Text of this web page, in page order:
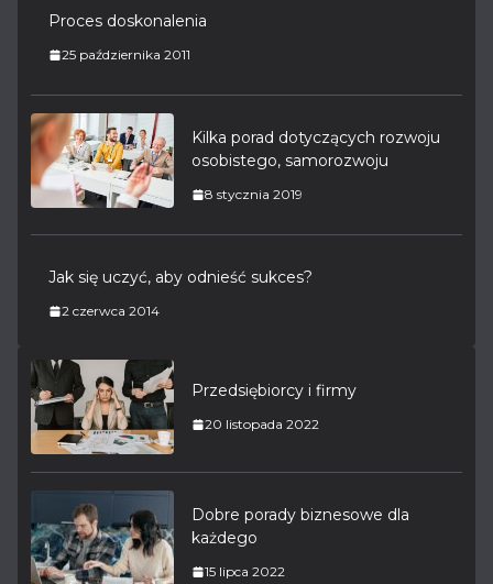
Proces doskonalenia
25 października 2011
Kilka porad dotyczących rozwoju
osobistego, samorozwoju
8 stycznia 2019
Jak się uczyć, aby odnieść sukces?
2 czerwca 2014
Przedsiębiorcy i firmy
20 listopada 2022
Dobre porady biznesowe dla
każdego
15 lipca 2022